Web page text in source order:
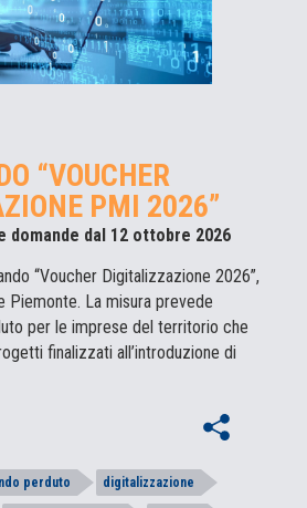
“VOUCHER
PMI 2026”
domande dal 12 ottobre 2026
“Voucher Digitalizzazione 2026”,
Piemonte. La misura prevede
per le imprese del territorio che
finalizzati all’introduzione di
perduto digitalizzazione